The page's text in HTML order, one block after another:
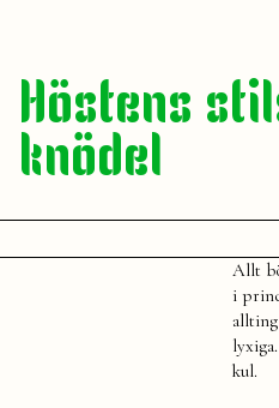
Höstens
knödel
Allt
i
kul.